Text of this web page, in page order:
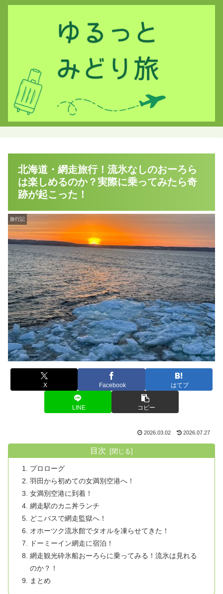
北海道・網走旅行！流氷なしのおーろら
は楽しめるのか？実際に乗ってみたら奇
跡が起こった！
旅行記
X Facebook はてブ
LINE コピー
2026.03.02 2026.07.27
目次
プロローグ
羽田から初めての女満別空港へ！
女満別空港に到着！
網走駅のカニ丼ランチ
どこバスで網走監獄へ！
オホーツク流氷館でタオルを凍らせてきた！
ドーミーイン網走に宿泊！
網走観光砕氷船おーろらに乗ってみる！流氷は見れる
のか？！
まとめ